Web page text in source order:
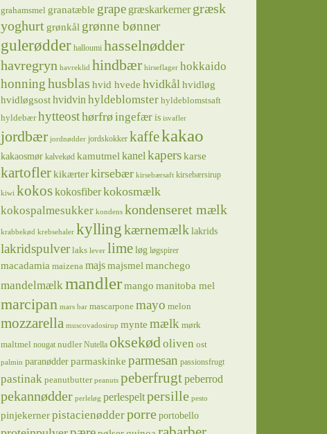
grahamsmel granatæble grape græskarkerner græsk
yoghurt grønkål grønne bønner
gulerødder halloumi hasselnødder
havregryn havreklid hindbær hirseflager hokkaido
honninghusblas hvid hvede hvidkål hvidløg
hvidløgsost hvidvin hyldeblomster hyldeblomstsaft
hyldebær hytteosthørfrøingefær is isvafler
jordbær jordnødder jordskokker kaffekakao
kakaosmør kalvekød kamutmel kanelkapers karse
kartofler kikærter kirsebær kirsebærsaft kirsebærsirup
kiwi kokos kokosfiber kokosmælk
kokospalmesukker kondens kondenseret mælk
krabbekød krebsehaler kyllingkærnemælk lakrids
lakridspulver laks lever lime løg løgspirer
macadamia maizena majs majsmel manchego
mandelmælkmandler mango manitoba mel
marcipan mars bar mascarpone mayo melon
mozzarella muscovadosirup mynte mælk mørk
maltmel nougat nudler Nutella oksekødoliven ost
palmin paranødder parmaskinke parmesan passionsfrugt
pastinak peanutbutter peanuts peberfrugtpeberrod
pekannødder perleløg perlespelt persille pesto
pinjekerner pistacienødderporre portobello